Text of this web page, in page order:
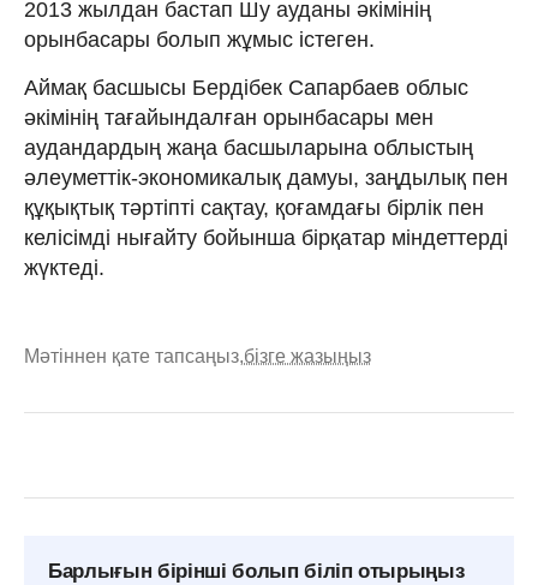
2013 жылдан бастап Шу ауданы әкімінің
орынбасары болып жұмыс істеген.
Аймақ басшысы Бердібек Сапарбаев облыс
әкімінің тағайындалған орынбасары мен
аудандардың жаңа басшыларына облыстың
әлеуметтік-экономикалық дамуы, заңдылық пен
құқықтық тәртіпті сақтау, қоғамдағы бірлік пен
келісімді нығайту бойынша бірқатар міндеттерді
жүктеді.
Мәтіннен қате тапсаңыз,бізге жазыңыз
Барлығын бірінші болып біліп отырыңыз